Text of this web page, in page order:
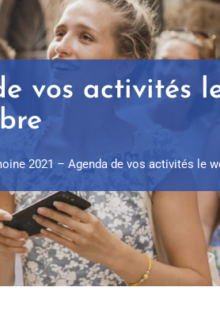
vos activités
2021 – Agenda de vos activités le